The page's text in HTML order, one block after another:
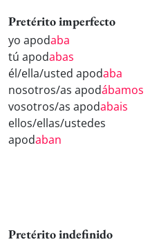
Pretérito imperfecto
yo apodaba
tú apodabas
él/ella/usted apodaba
nosotros/as apodábamos
vosotros/as apodabais
ellos/ellas/ustedes
apodaban
Pretérito indefinido